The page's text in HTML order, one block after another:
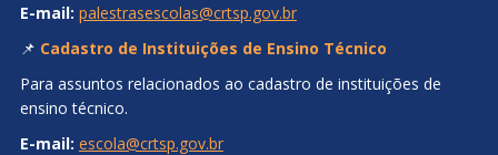
E-mail: palestrasescolas@crtsp.gov.br
📌 Cadastro de Instituições de Ensino Técnico
Para assuntos relacionados ao cadastro de instituições de
ensino técnico.
E-mail: escola@crtsp.gov.br